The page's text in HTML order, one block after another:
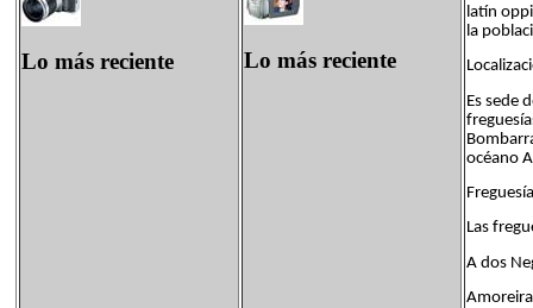
Lo más reciente Lo más reciente
latín
la
Es sede
océano
Las
A dos
Amoreira